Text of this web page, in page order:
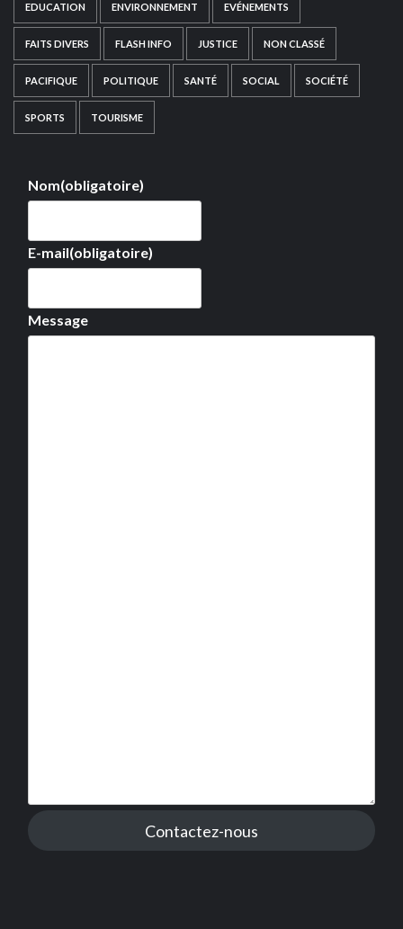
EDUCATION ENVIRONNEMENT EVÉNEMENTS
FAITS DIVERS FLASH INFO JUSTICE NON CLASSÉ
PACIFIQUE POLITIQUE SANTÉ SOCIAL SOCIÉTÉ
SPORTS TOURISME
Nom(obligatoire)
E-mail(obligatoire)
Message
Contactez-nous